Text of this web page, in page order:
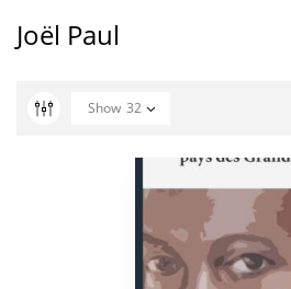
Joël Paul
Show 32